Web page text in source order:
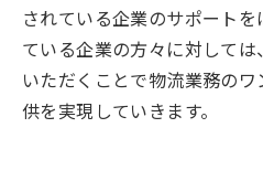
されている企業のサポート
ている企業の方々に対して
いただくことで物流業務の
供を実現していきます。